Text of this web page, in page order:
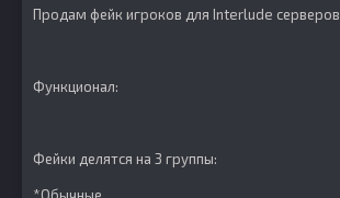
Продам фейк игроков для Interlude серверов
Функционал:
Фейки делятся на 3 группы: